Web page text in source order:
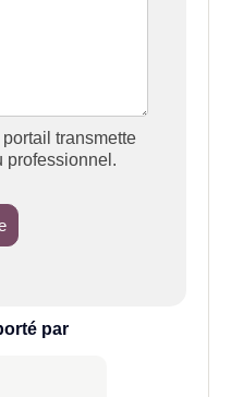
transmette
professionnel.
par